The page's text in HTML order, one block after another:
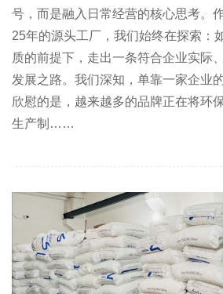
号，而是融入日常经营的核心思考。
25年的源头工厂，我们始终在探索：
质的前提下，走出一条符合企业实际
发展之路。我们深知，单靠一家企业
欣慰的是，越来越多的品牌正在将环
生产制……